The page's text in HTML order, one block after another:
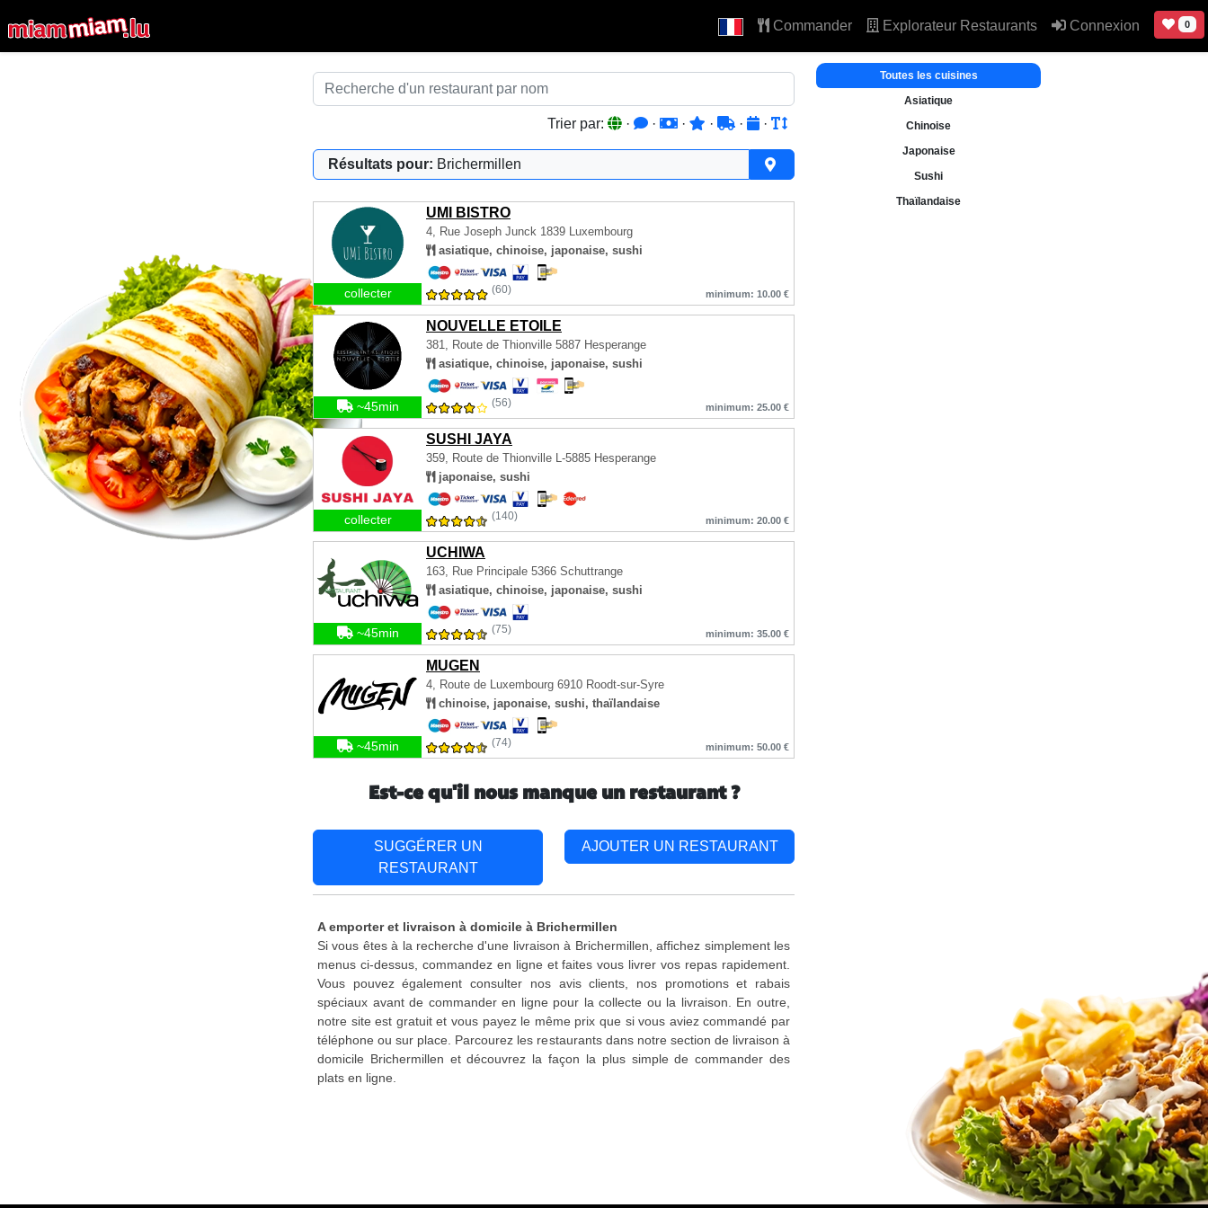
Commander Explorateur Restaurants Connexion 0
Trier par: · · · · · ·
Résultats pour: Brichermillen
UMI BISTRO
4, Rue Joseph Junck 1839 Luxembourg
asiatique, chinoise, japonaise, sushi
collecter (60) minimum: 10.00 €
NOUVELLE ETOILE
381, Route de Thionville 5887 Hesperange
asiatique, chinoise, japonaise, sushi
~45min (56) minimum: 25.00 €
SUSHI JAYA
359, Route de Thionville L-5885 Hesperange
japonaise, sushi
collecter (140) minimum: 20.00 €
UCHIWA
163, Rue Principale 5366 Schuttrange
asiatique, chinoise, japonaise, sushi
~45min (75) minimum: 35.00 €
MUGEN
4, Route de Luxembourg 6910 Roodt-sur-Syre
chinoise, japonaise, sushi, thaïlandaise
~45min (74) minimum: 50.00 €
Toutes les cuisines
Asiatique
Chinoise
Japonaise
Sushi
Thaïlandaise
Est-ce qu'il nous manque un restaurant ?
SUGGÉRER UN
RESTAURANT
AJOUTER UN RESTAURANT
A emporter et livraison à domicile à Brichermillen
Si vous êtes à la recherche d'une livraison à Brichermillen, affichez simplement les
menus ci-dessus, commandez en ligne et faites vous livrer vos repas rapidement.
Vous pouvez également consulter nos avis clients, nos promotions et rabais
spéciaux avant de commander en ligne pour la collecte ou la livraison. En outre,
notre site est gratuit et vous payez le même prix que si vous aviez commandé par
téléphone ou sur place. Parcourez les restaurants dans notre section de livraison à
domicile Brichermillen et découvrez la façon la plus simple de commander des
plats en ligne.